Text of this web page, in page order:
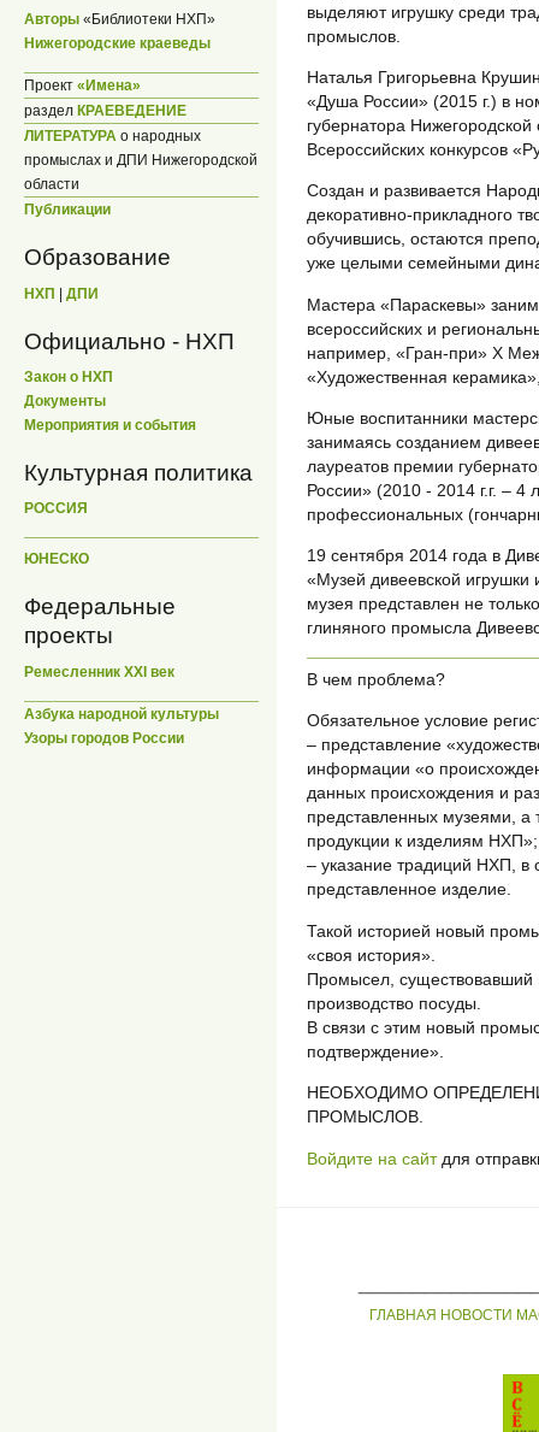
Авторы «Библиотеки НХП»
Нижегородские краеведы
Проект «Имена»
раздел КРАЕВЕДЕНИЕ
ЛИТЕРАТУРА о народных
промыслах и ДПИ Нижегородской
области
Публикации
Образование
НХП | ДПИ
Официально - НХП
Закон о НХП
Документы
Мероприятия и события
Культурная политика
РОССИЯ
ЮНЕСКО
Федеральные
проекты
Ремесленник XXI век
Азбука народной культуры
Узоры городов России
выделяют игрушку среди
промыслов.
Наталья Григорьевна
«Душа России» (2015 г.) в
губернатора
Всероссийских конкурсов
Создан и развивается
декоративно-прикладного
обучившись, остаются
уже целыми семейными
Мастера «Параскевы»
всероссийских и
например, «Гран-при» X
«Художественная
Юные воспитанники
занимаясь созданием
лауреатов премии
России» (2010 - 2014 г.г. – 4
профессиональных
19 сентября 2014 года в
«Музей дивеевской игрушки
музея представлен не
глиняного промысла
В чем проблема?
Обязательное условие
– представление
информации «о
данных происхождения и
представленных музеями, а
продукции к изделиям НХП»;
– указание традиций НХП, в
представленное изделие.
Такой историей новый
«своя история».
Промысел, существовавший
производство посуды.
В связи с этим новый
подтверждение».
НЕОБХОДИМО
ПРОМЫСЛОВ.
Войдите на сайтдля
ГЛАВНАЯ НОВОСТИ